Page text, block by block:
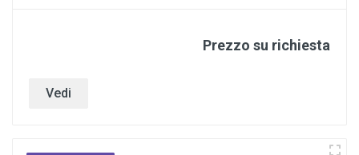
Prezzo su richiesta
Vedi